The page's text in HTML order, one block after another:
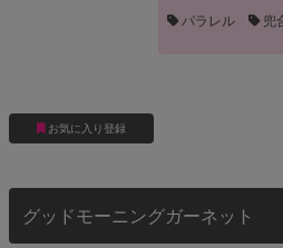
お気に入り登録
パラレル
兜
グッドモーニングガーネット